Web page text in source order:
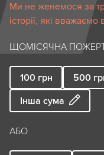
Ми не женемося за
історії, які
ЩОМІСЯЧНА
100 грн 500
Інша сума
АБО